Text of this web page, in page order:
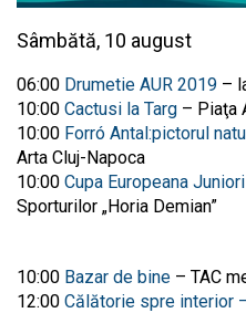
Sâmbătă, 10 august
06:00 Drumetie AUR 2019 –
10:00 Cactusi la Targ – Piaţa
10:00 Forró Antal:pictorul
Arta Cluj-Napoca
10:00 Cupa Europeana
Sporturilor „Horia Demian”
10:00 Bazar de bine – TAC
12:00 Călătorie spre interior